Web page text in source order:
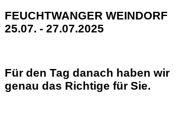
FEUCHTWANGER WEINDORF
25.07. - 27.07.2025
Für den Tag danach haben wir
genau das Richtige für Sie.